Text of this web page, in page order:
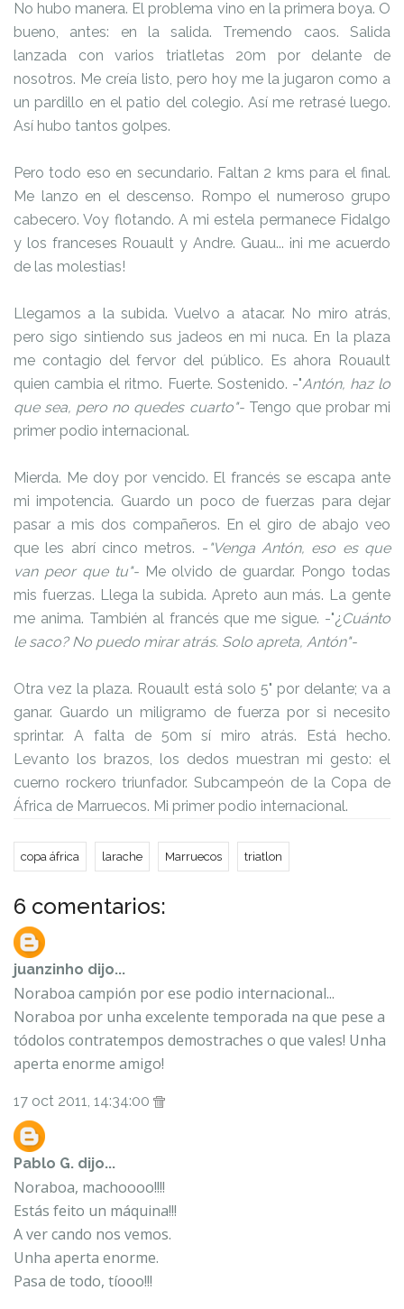
No hubo manera. El problema vino en la primera boya. O
bueno, antes: en la salida. Tremendo caos. Salida
lanzada con varios triatletas 20m por delante de
nosotros. Me creía listo, pero hoy me la jugaron como a
un pardillo en el patio del colegio. Así me retrasé luego.
Así hubo tantos golpes.
Pero todo eso en secundario. Faltan 2 kms para el final.
Me lanzo en el descenso. Rompo el numeroso grupo
cabecero. Voy flotando. A mi estela permanece Fidalgo
y los franceses Rouault y Andre. Guau... ¡ni me acuerdo
de las molestias!
Llegamos a la subida. Vuelvo a atacar. No miro atrás,
pero sigo sintiendo sus jadeos en mi nuca. En la plaza
me contagio del fervor del público. Es ahora Rouault
quien cambia el ritmo. Fuerte. Sostenido. -"Antón, haz lo
que sea, pero no quedes cuarto"- Tengo que probar mi
primer podio internacional.
Mierda. Me doy por vencido. El francés se escapa ante
mi impotencia. Guardo un poco de fuerzas para dejar
pasar a mis dos compañeros. En el giro de abajo veo
que les abrí cinco metros. - "Venga Antón, eso es que
van peor que tu"- Me olvido de guardar. Pongo todas
mis fuerzas. Llega la subida. Apreto aun más. La gente
me anima. También al francés que me sigue. -"¿ Cuánto
le saco? No puedo mirar atrás. Solo apreta, Antón"-
Otra vez la plaza. Rouault está solo 5" por delante; va a
ganar. Guardo un miligramo de fuerza por si necesito
sprintar. A falta de 50m sí miro atrás. Está hecho.
Levanto los brazos, los dedos muestran mi gesto: el
cuerno rockero triunfador. Subcampeón de la Copa de
África de Marruecos. Mi primer podio internacional.
copa áfrica larache Marruecos triatlon
6 comentarios:
juanzinho dijo...
Noraboa campión por ese podio internacional...
Noraboa por unha excelente temporada na que pese a
tódolos contratempos demostraches o que vales! Unha
aperta enorme amigo!
17 oct 2011, 14:34:00
Pablo G. dijo...
Noraboa, machoooo!!!!
Estás feito un máquina!!!
A ver cando nos vemos.
Unha aperta enorme.
Pasa de todo, tíooo!!!